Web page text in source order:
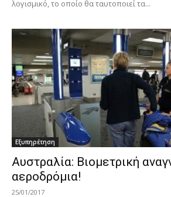
λογισμικό, το οποίο θα ταυτοποιεί τα...
Εξυπηρέτηση
Αυστραλία: Βιομετρική
αεροδρόμια!
25/01/2017